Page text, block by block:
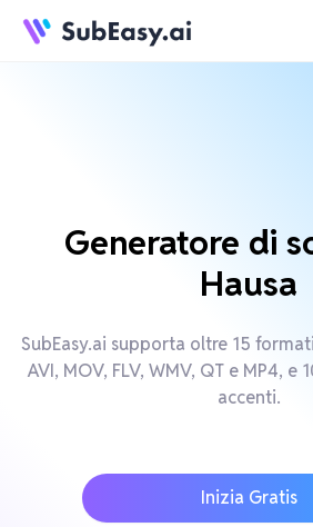
Generatore di
Hausa
SubEasy.ai supporta oltre 15
AVI, MOV, FLV, WMV, QT e MP4,
accenti.
Inizia Gratis